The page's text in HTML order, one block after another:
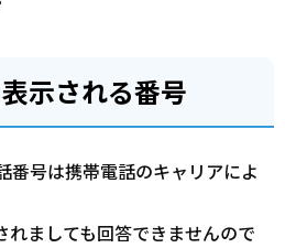
示される番号
番号は携帯電話のキャリアによ
れましても回答できませんので